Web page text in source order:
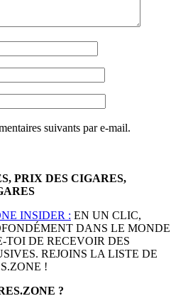
suivants par e-mail.
PRIX DES CIGARES,
INSIDER : EN UN CLIC,
DANS LE MONDE
TOI DE RECEVOIR DES
REJOINS LA LISTE DE
!
?